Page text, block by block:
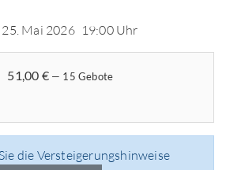
25. Mai 2026 19:00 Uhr
51,00 € — 15 Gebote
die Versteigerungshinweise